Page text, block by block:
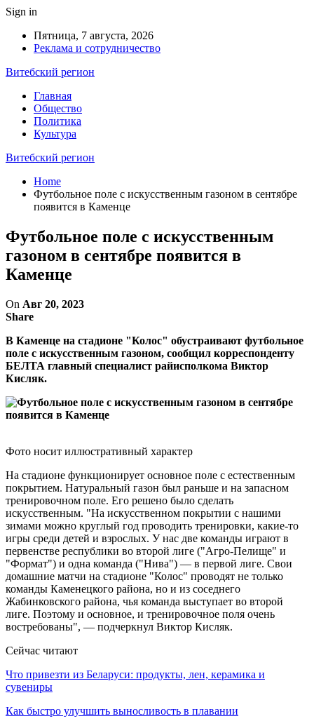
Sign in
Пятница, 7 августа, 2026
Реклама и сотрудничество
Витебский регион
Главная
Общество
Политика
Культура
Витебский регион
Home
Футбольное поле с искусственным газоном в сентябре
появится в Каменце
Футбольное поле с искусственным
газоном в сентябре появится в
Каменце
On Авг 20, 2023
Share
В Каменце на стадионе "Колос" обустраивают футбольное
поле с искусственным газоном, сообщил корреспонденту
БЕЛТА главный специалист райисполкома Виктор
Кисляк.
Фото носит иллюстративный характер
На стадионе функционирует основное поле с естественным
покрытием. Натуральный газон был раньше и на запасном
тренировочном поле. Его решено было сделать
искусственным. "На искусственном покрытии с нашими
зимами можно круглый год проводить тренировки, какие-то
игры среди детей и взрослых. У нас две команды играют в
первенстве республики во второй лиге ("Агро-Пелище" и
"Формат") и одна команда ("Нива") — в первой лиге. Свои
домашние матчи на стадионе "Колос" проводят не только
команды Каменецкого района, но и из соседнего
Жабинковского района, чья команда выступает во второй
лиге. Поэтому и основное, и тренировочное поля очень
востребованы", — подчеркнул Виктор Кисляк.
Сейчас читают
Что привезти из Беларуси: продукты, лен, керамика и
сувениры
Как быстро улучшить выносливость в плавании